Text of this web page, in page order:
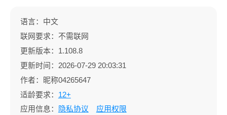
语言：中文
联网要求：不需联网
更新版本：1.108.8
更新时间：2026-07-29 20:03:31
作者：昵称04265647
适龄要求： 12+
应用信息：
隐私协议 应用权限